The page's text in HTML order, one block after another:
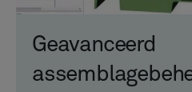
Geavanceerd